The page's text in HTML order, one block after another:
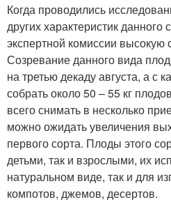
Когда проводились
других характеристик данного
экспертной комиссии высокую
Созревание данного вида
на третью декаду августа, а с
собрать около 50 – 55 кг
всего снимать в несколько
можно ожидать увеличения
первого сорта. Плоды этого
детьми, так и взрослыми, их
натуральном виде, так и для
компотов, джемов, десертов.